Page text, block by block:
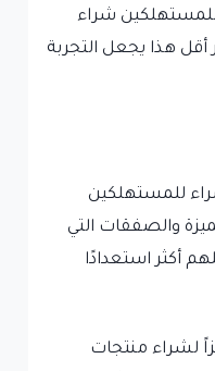
شراء
هذا يجعل التجربة
للمستهلكين
والصفقات التي
أكثر استعدادًا
لشراء منتجات